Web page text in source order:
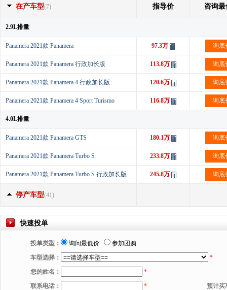
在产车型(7) 指导价 咨询最
2.9L排量
Panamera 2021款 Panamera 97.3万 询底
Panamera 2021款 Panamera 行政加长版 113.8万 询底
Panamera 2021款 Panamera 4 行政加长版 120.6万 询底
Panamera 2021款 Panamera 4 Sport Turismo 116.8万 询底
4.0L排量
Panamera 2021款 Panamera GTS 180.1万 询底
Panamera 2021款 Panamera Turbo S 233.8万 询底
Panamera 2021款 Panamera Turbo S 行政加长版 245.8万 询底
停产车型(41)
快速投单
投单类型： 询问最低价
参加团购
车型选择：
*
您的姓名：
*
联系电话：
*
预计买